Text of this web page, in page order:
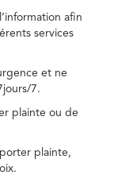
afin
services
et ne
7.
plainte ou de
plainte,